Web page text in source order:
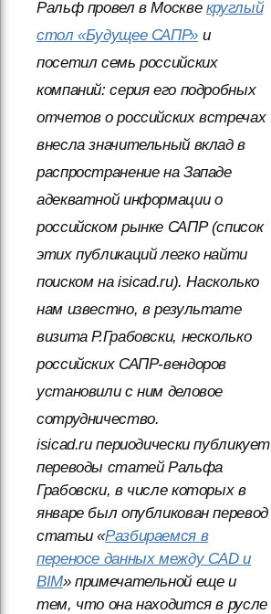
Ральф провел в Москве круглый
стол «Будущее САПР»и
посетил семь российских
компаний: серия его подробных
отчетов о российских встречах
внесла значительный вклад в
распространение на Западе
адекватной информации о
российском рынке САПР (список
этих публикаций легко найти
поиском на isicad.ru). Насколько
нам известно, в результате
визита Р.Грабовски, несколько
российских САПР-вендоров
установили с ним деловое
сотрудничество.
isicad.ru периодически публикует
переводы статей Ральфа
Грабовски, в числе которых в
январе был опубликован перевод
статьи «Разбираемся в
переносе данных между CAD и
BIM» примечательной еще и
тем, что она находится в русле